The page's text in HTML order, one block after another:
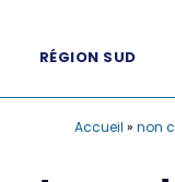
RÉGION SUD
Accueil » non